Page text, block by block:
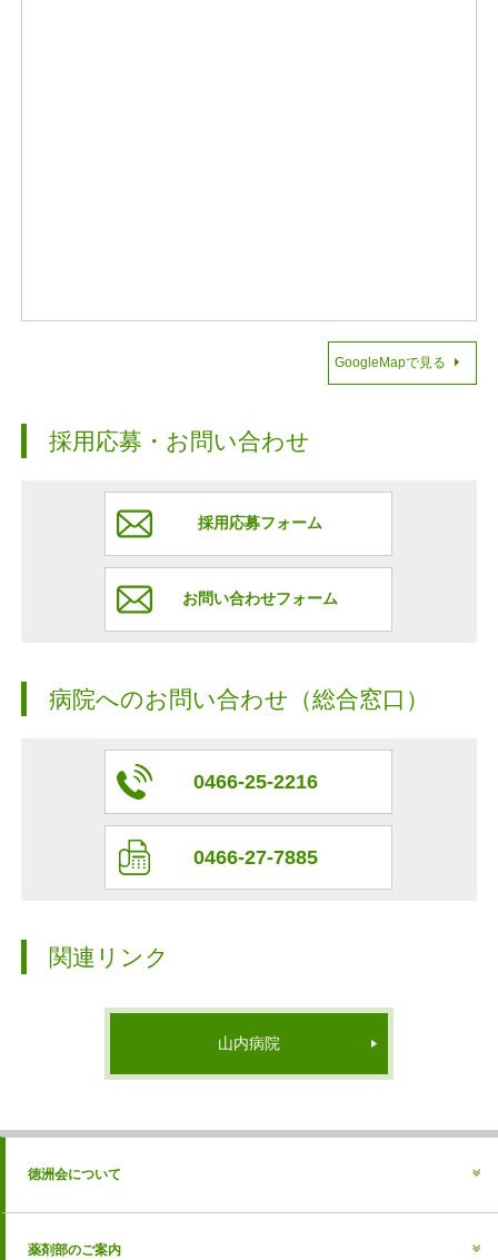
GoogleMapで見る
採用応募・お問い合わせ
採用応募フォーム
お問い合わせフォーム
病院へのお問い合わせ（総合窓口）
0466-25-2216
0466-27-7885
関連リンク
山内病院
徳洲会について
薬剤部のご案内